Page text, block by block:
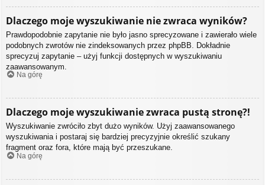
Dlaczego moje wyszukiwanie nie zwraca wyników?
Prawdopodobnie zapytanie nie było jasno sprecyzowane i zawierało wiele
podobnych zwrotów nie zindeksowanych przez phpBB. Dokładnie
sprecyzuj zapytanie – użyj funkcji dostępnych w wyszukiwaniu
zaawansowanym.
Na górę
Dlaczego moje wyszukiwanie zwraca pustą stronę?!
Wyszukiwanie zwróciło zbyt dużo wyników. Użyj zaawansowanego
wyszukiwania i postaraj się bardziej precyzyjnie określić szukany
fragment oraz fora, które mają być przeszukane.
Na górę